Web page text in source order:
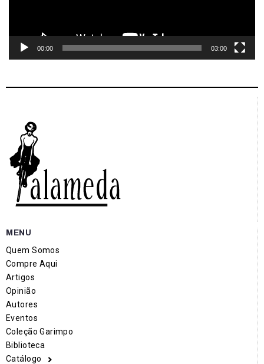
00:00 03:00
MENU
Quem Somos
Compre Aqui
Artigos
Opinião
Autores
Eventos
Coleção Garimpo
Biblioteca
Catálogo